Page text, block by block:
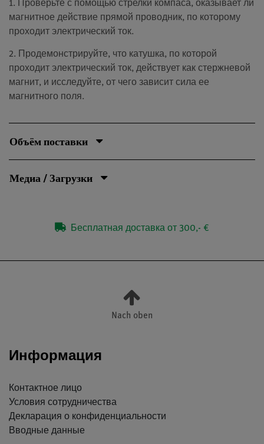
1. Проверьте с помощью стрелки компаса, оказывает ли
магнитное действие прямой проводник, по которому
проходит электрический ток.
2. Продемонстрируйте, что катушка, по которой
проходит электрический ток, действует как стержневой
магнит, и исследуйте, от чего зависит сила ее
магнитного поля.
Объём поставки
Медиа / Загрузки
Бесплатная доставка от 300,- €
Nach oben
Информация
Контактное лицо
Условия сотрудничества
Декларация о конфиденциальности
Вводные данные